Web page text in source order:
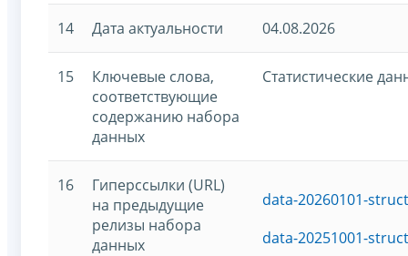
14 Дата актуальности 04.08.2026
15
Ключевые слова,
соответствующие
содержанию набора
данных
Статистические
16
Гиперссылки (URL)
на предыдущие
релизы набора
данных
data-20260101-
data-20251001-